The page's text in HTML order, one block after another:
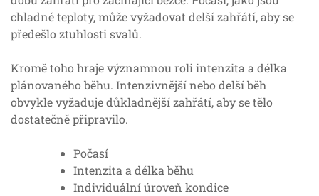
chladné teploty, může vyžadovat delší zahřátí, aby se
předešlo ztuhlosti svalů.
Kromě toho hraje významnou roli intenzita a délka
plánovaného běhu. Intenzivnější nebo delší běh
obvykle vyžaduje důkladnější zahřátí, aby se tělo
dostatečně připravilo.
Počasí
Intenzita a délka běhu
Individuální úroveň kondice